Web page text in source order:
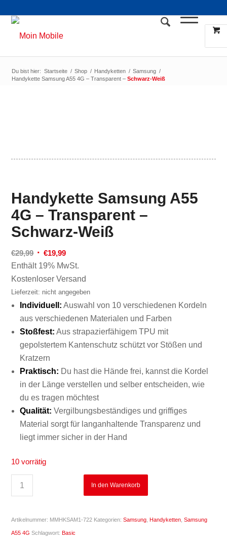
Du bist hier: Startseite / Shop / Handyketten / Samsung /
Handykette Samsung A55 4G – Transparent –Schwarz-Weiß
Handykette Samsung A55
4G – Transparent –
Schwarz-Weiß
€29,99 Ursprünglicher
Preis
war:
€29,99
€19,99Aktueller
Preis
ist:
€19,99.
Enthält 19% MwSt.
Kostenloser Versand
Lieferzeit: nicht angegeben
Individuell: Auswahl von 10 verschiedenen Kordeln
aus verschiedenen Materialen und Farben
Stoßfest: Aus strapazierfähigem TPU mit
gepolstertem Kantenschutz schützt vor Stößen und
Kratzern
Praktisch: Du hast die Hände frei, kannst die Kordel
in der Länge verstellen und selber entscheiden, wie
du es tragen möchtest
Qualität: Vergilbungsbeständiges und griffiges
Material sorgt für langanhaltende Transparenz und
liegt immer sicher in der Hand
10 vorrätig
In den Warenkorb
Artikelnummer: MMHKSAM1-722 Kategorien:Samsung ,Handyketten ,Samsung
A55 4G Schlagwort:Basic